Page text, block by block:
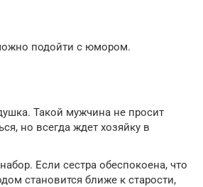
подойти с юмором.
Такой мужчина не просит
но всегда ждет хозяйку в
Если сестра обеспокоена, что
становится ближе к старости,